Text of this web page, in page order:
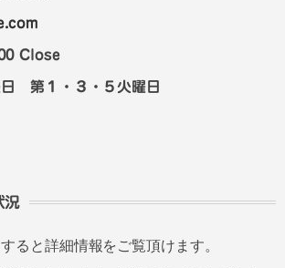
Close
第１・３・５火曜日
況
ると詳細情報をご覧頂けます。